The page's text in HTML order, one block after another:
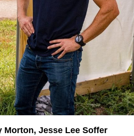
Morton, Jesse Lee Soffer